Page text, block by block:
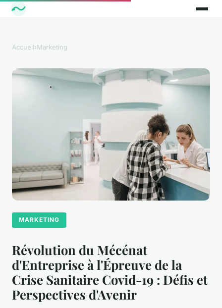
Accueil›Marketing
MARKETING
Révolution du Mécénat
d'Entreprise à l'Épreuve de la
Crise Sanitaire Covid-19 : Défis et
Perspectives d'Avenir